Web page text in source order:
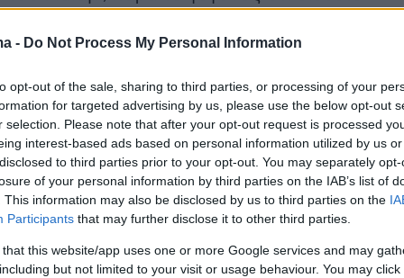
- Do Not Process My Personal Information
opt-out of the sale, sharing to third parties, or processing of your
for targeted advertising by us, please use the below opt-out
selection. Please note that after your opt-out request is processed
interest-based ads based on personal information utilized by us
to third parties prior to your opt-out. You may separately
of your personal information by third parties on the IAB’s list of
This information may also be disclosed by us to third parties on the
Participants that may further disclose it to other third parties.
that this website/app uses one or more Google services and may
but not limited to your visit or usage behaviour. You may
στις 12 χώρες που
στη λίστα ταξιδιωτικών περιορισμών που
η κυβέρνηση του προέδρου Τραμπ.
Omar Abdulkadir Artan, who was named
men’s referee last year, was welcomed by
upon arrival in Mogadishu, Somalia, after being
to the U.S. Read more: